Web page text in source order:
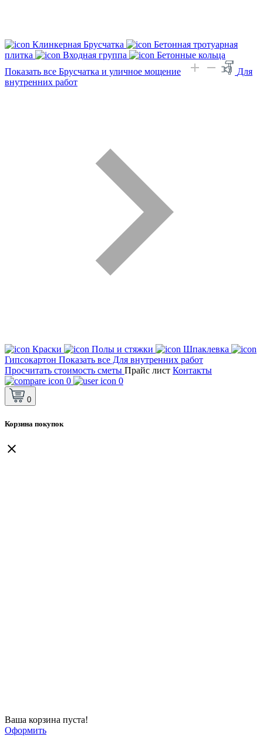
Клинкерная Брусчатка
Бетонная тротуарная
плитка
Входная группа
Бетонные кольца
Показать все Брусчатка и уличное мощение
Для
внутренних работ
Краски Полы и стяжки
Шпаклевка
Гипсокартон Показать все Для внутренних работ
Просчитать стоимость сметы Прайс лист Контакты
0
0
0
Корзина покупок
Ваша корзина пуста!
Оформить